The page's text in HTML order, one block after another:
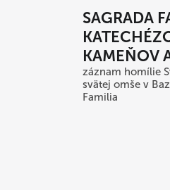
SAGRADA
KAMEŇOV
záznam homílie
svätej omše v
Familia